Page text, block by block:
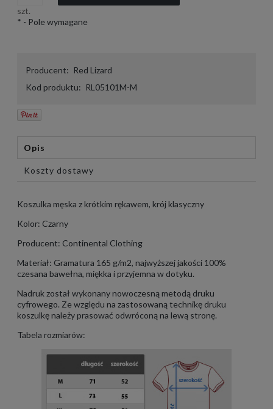
szt.
* - Pole wymagane
Producent: Red Lizard
Kod produktu: RL05101M-M
Opis
Koszty dostawy
Koszulka męska z krótkim rękawem, krój klasyczny
Kolor: Czarny
Producent: Continental Clothing
Materiał: Gramatura 165 g/m2, najwyższej jakości 100%
czesana bawełna, miękka i przyjemna w dotyku.
Nadruk został wykonany nowoczesną metodą druku
cyfrowego. Ze względu na zastosowaną technikę druku
koszulkę należy prasować odwróconą na lewą stronę.
Tabela rozmiarów: